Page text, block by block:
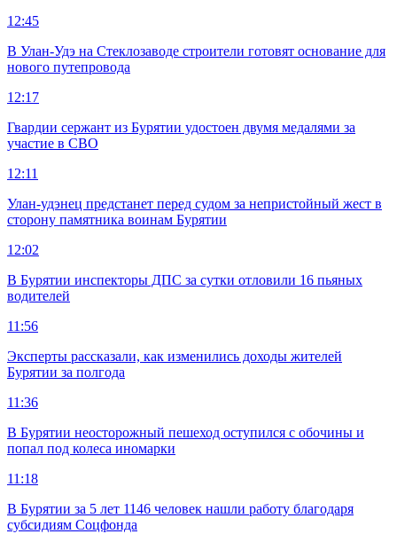
12:45
В Улан-Удэ на Стеклозаводе строители готовят основание для
нового путепровода
12:17
Гвардии сержант из Бурятии удостоен двумя медалями за
участие в СВО
12:11
Улан-удэнец предстанет перед судом за непристойный жест в
сторону памятника воинам Бурятии
12:02
В Бурятии инспекторы ДПС за сутки отловили 16 пьяных
водителей
11:56
Эксперты рассказали, как изменились доходы жителей
Бурятии за полгода
11:36
В Бурятии неосторожный пешеход оступился с обочины и
попал под колеса иномарки
11:18
В Бурятии за 5 лет 1146 человек нашли работу благодаря
субсидиям Соцфонда